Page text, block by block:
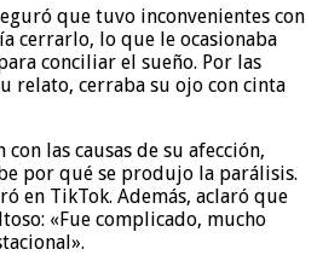
que tuvo inconvenientes con
cerrarlo, lo que le ocasionaba
conciliar el sueño. Por las
relato, cerraba su ojo con cinta
las causas de su afección,
por qué se produjo la parálisis.
en TikTok. Además, aclaró que
«Fue complicado, mucho